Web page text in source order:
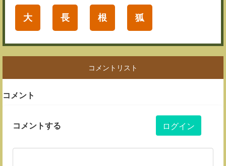
大 長 根 狐
コメントリスト
コメント
コメントする ログイン